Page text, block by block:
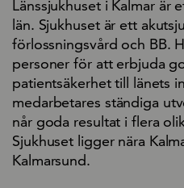
Länssjukhuset i Kalmar är
län. Sjukhuset är ett
förlossningsvård och BB.
personer för att erbjuda
patientsäkerhet till länets
medarbetares ständiga
når goda resultat i flera
Sjukhuset ligger nära
Kalmarsund.